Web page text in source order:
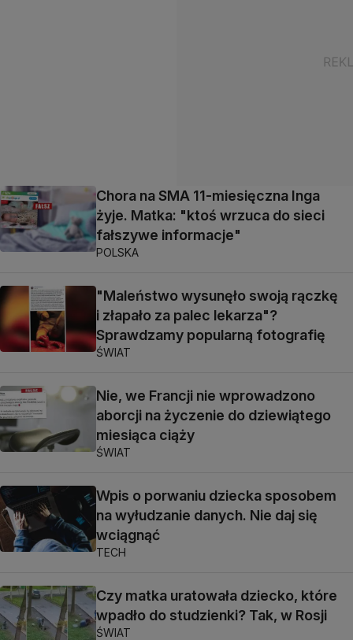
Chora na SMA 11-miesięczna Inga
żyje. Matka: "ktoś wrzuca do sieci
fałszywe informacje"
POLSKA
"Maleństwo wysunęło swoją rączkę
i złapało za palec lekarza"?
Sprawdzamy popularną fotografię
ŚWIAT
Nie, we Francji nie wprowadzono
aborcji na życzenie do dziewiątego
miesiąca ciąży
ŚWIAT
Wpis o porwaniu dziecka sposobem
na wyłudzanie danych. Nie daj się
wciągnąć
TECH
Czy matka uratowała dziecko, które
wpadło do studzienki? Tak, w Rosji
ŚWIAT